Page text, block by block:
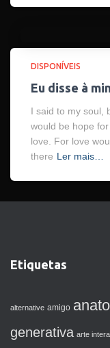
DISPONÍVEIS
Eu disse à
I said to my soul,
would be hope
love. For love
there Ler mais…
Etiquetas
alternative amigo
generativa arte